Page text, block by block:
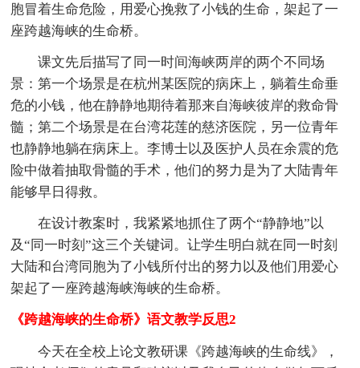
胞冒着生命危险，用爱心挽救了小钱的生命，架起了一
座跨越海峡的生命桥。
课文先后描写了同一时间海峡两岸的两个不同场
景：第一个场景是在杭州某医院的病床上，躺着生命垂
危的小钱，他在静静地期待着那来自海峡彼岸的救命骨
髓；第二个场景是在台湾花莲的慈济医院，另一位青年
也静静地躺在病床上。李博士以及医护人员在余震的危
险中做着抽取骨髓的手术，他们的努力是为了大陆青年
能够早日得救。
在设计教案时，我紧紧地抓住了两个“静静地”以
及“同一时刻”这三个关键词。让学生明白就在同一时刻
大陆和台湾同胞为了小钱所付出的努力以及他们用爱心
架起了一座跨越海峡海峡的生命桥。
《跨越海峡的生命桥》语文教学反思2
今天在全校上论文教研课《跨越海峡的生命线》，